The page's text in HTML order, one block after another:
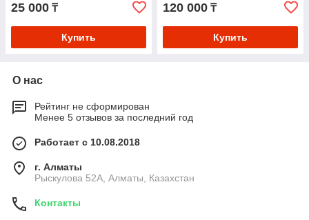
25 000 ₸
Купить
120 000 ₸
Купить
О нас
Рейтинг не сформирован
Менее 5 отзывов за последний год
Работает с 10.08.2018
г. Алматы
Рыскулова 52А, Алматы, Казахстан
Контакты